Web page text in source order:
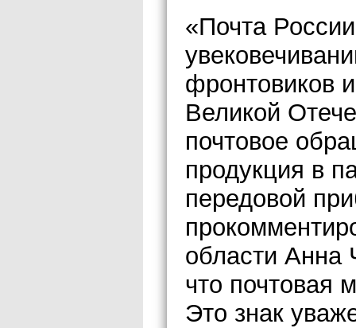
«Почта
фронтовиков
Великой
почтовое
продукция в
передовой
области
что почтовая
Это знак